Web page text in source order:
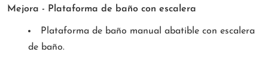
Mejora - Plataforma de baño con escalera
Plataforma de baño manual abatible con escalera
de baño.